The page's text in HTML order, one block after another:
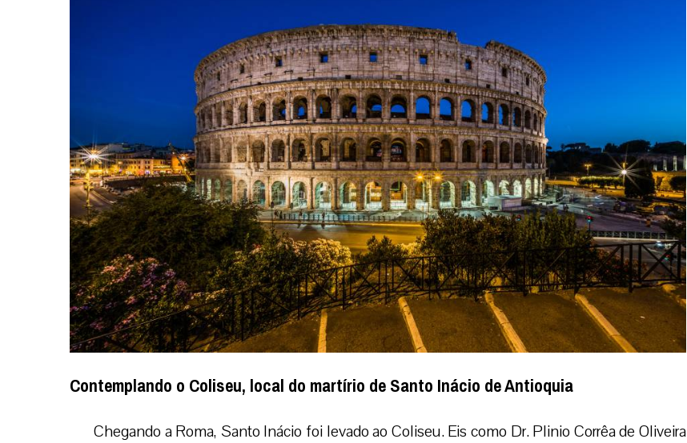
Contemplando o Coliseu, local do martírio de Santo Inácio de Antioquia
Chegando a Roma, Santo Inácio foi levado ao Coliseu. Eis como Dr. Plinio Corrêa de Oliveira